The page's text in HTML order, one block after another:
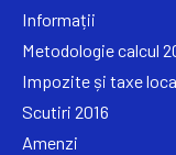
Informații
Metodologie calcul
Impozite și taxe
Scutiri 2016
Amenzi